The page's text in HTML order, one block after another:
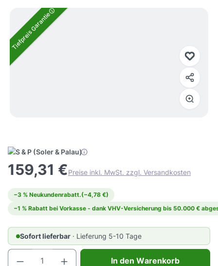
Bildergalerie überspringen
Tiefpreis Garantie
159,31 €Preise inkl. MwSt. zzgl. Versandkosten
−3 % Neukundenrabatt.(−4,78 €)
−1 % Rabatt bei Vorkasse - dank VHV-Versicherung bis 50.000 €
Sofort lieferbar · Lieferung 5-10 Tage
Produkt Anzahl: Gib den gewünschten
In den Warenkorb